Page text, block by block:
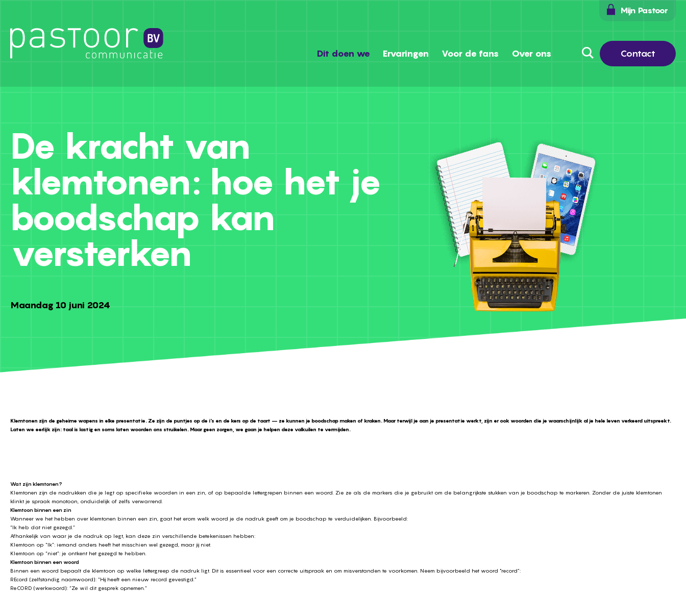
Dit doen we Ervaringen Voor de fans Over ons Contact
Mijn Pastoor
De kracht van
klemtonen: hoe het je
boodschap kan
versterken
Maandag 10 juni 2024
Klemtonen zijn de geheime wapens in elke presentatie. Ze zijn de puntjes op de i's en de kers op de taart – ze kunnen je boodschap maken of kraken. Maar terwijl je aan je presentatie werkt, zijn er ook woorden die je waarschijnlijk al je hele leven verkeerd uitspreekt.
Laten we eerlijk zijn: taal is lastig en soms laten woorden ons struikelen. Maar geen zorgen, we gaan je helpen deze valkuilen te vermijden.
Wat zijn klemtonen?
Klemtonen zijn de nadrukken die je legt op specifieke woorden in een zin, of op bepaalde lettergrepen binnen een woord. Zie ze als de markers die je gebruikt om de belangrijkste stukken van je boodschap te markeren. Zonder de juiste klemtonen
klinkt je spraak monotoon, onduidelijk of zelfs verwarrend.
Klemtoon binnen een zin
Wanneer we het hebben over klemtonen binnen een zin, gaat het erom welk woord je de nadruk geeft om je boodschap te verduidelijken. Bijvoorbeeld:
“Ik heb dat niet gezegd.”
Afhankelijk van waar je de nadruk op legt, kan deze zin verschillende betekenissen hebben:
Klemtoon op “Ik”: iemand anders heeft het misschien wel gezegd, maar jij niet.
Klemtoon op “niet”: je ontkent het gezegd te hebben.
Klemtoon binnen een woord
Binnen een woord bepaalt de klemtoon op welke lettergreep de nadruk ligt. Dit is essentieel voor een correcte uitspraak en om misverstanden te voorkomen. Neem bijvoorbeeld het woord "record”:
REcord (zelfstandig naamwoord): “Hij heeft een nieuw record gevestigd.”
ReCORD (werkwoord): “Ze wil dit gesprek opnemen.”